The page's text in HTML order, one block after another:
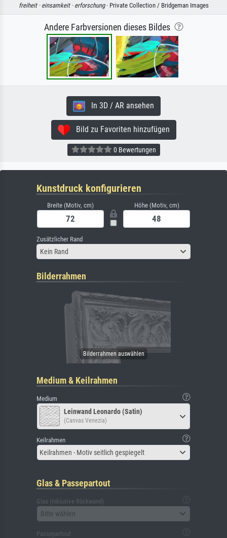
freiheit · einsamkeit · erforschung· Private Collection / Bridgeman Images
Andere Farbversionen dieses Bildes
In 3D / AR ansehen
Bild zu Favoriten hinzufügen
0 Bewertungen
Kunstdruck konfigurieren
Breite (Motiv, cm) Höhe (Motiv, cm)
Zusätzlicher Rand
Kein Rand
Bilderrahmen
Medium & Keilrahmen
Medium
Leinwand Leonardo (Satin)
(Canvas Venezia)
Keilrahmen
Keilrahmen - Motiv seitlich gespiegelt
Glas & Passepartout
Glas (inklusive Rückwand)
Bitte wählen
Passepartout